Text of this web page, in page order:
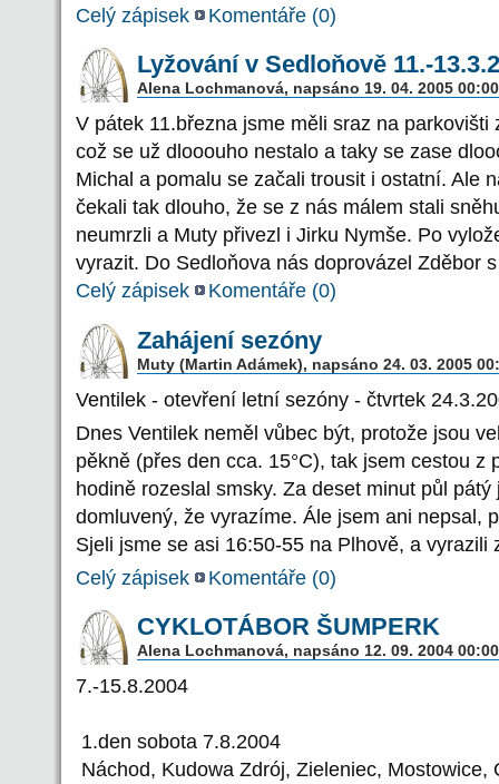
Celý zápisek
Komentáře (0)
Lyžování v Sedloňově 11.-
Alena Lochmanová, napsáno 19. 04. 2005 00:00
V pátek 11.března jsme měli sraz na parkovišti
což se už dlooouho nestalo a taky se zase
Michal a pomalu se začali trousit i ostatní. Ale
čekali tak dlouho, že se z nás málem stali
neumrzli a Muty přivezl i Jirku Nymše. Po
vyrazit. Do Sedloňova nás doprovázel Zděbor
Celý zápisek
Komentáře (0)
Zahájení sezóny
Muty (Martin Adámek), napsáno 24. 03. 2005
Ventilek - otevření letní sezóny - čtvrtek
Dnes Ventilek neměl vůbec být, protože jsou
pěkně (přes den cca. 15°C), tak jsem cestou z
hodině rozeslal smsky. Za deset minut půl
domluvený, že vyrazíme. Ále jsem ani nepsal,
Sjeli jsme se asi 16:50-55 na Plhově, a vyrazili
Celý zápisek
Komentáře (0)
CYKLOTÁBOR ŠUMPERK
Alena Lochmanová, napsáno 12. 09. 2004 00:00
7.-15.8.2004
1.den sobota 7.8.2004
Náchod, Kudowa Zdrój, Zieleniec, Mostowice,